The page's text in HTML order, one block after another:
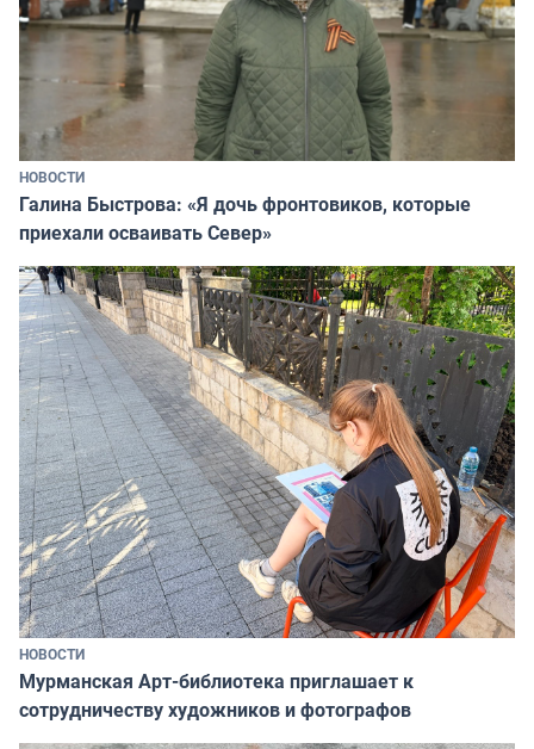
НОВОСТИ
Галина Быстрова: «Я дочь фронтовиков, которые
приехали осваивать Север»
НОВОСТИ
Мурманская Арт-библиотека приглашает к
сотрудничеству художников и фотографов